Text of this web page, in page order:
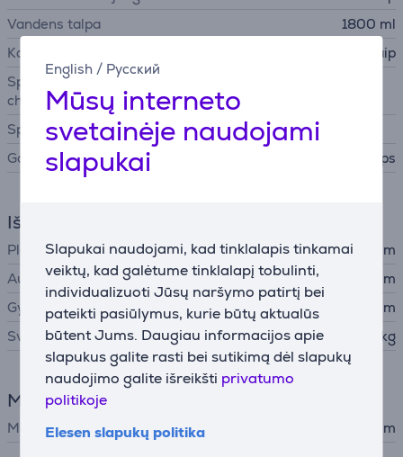
English / Русский
Mūsų interneto
svetainėje naudojami
slapukai
Slapukai naudojami, kad tinklalapis tinkamai
veiktų, kad galėtume tinklalapį tobulinti,
individualizuoti Jūsų naršymo patirtį bei
pateikti pasiūlymus, kurie būtų aktualūs
būtent Jums. Daugiau informacijos apie
slapukus galite rasti bei sutikimą dėl slapukų
naudojimo galite išreikšti privatumo
politikoje
Elesen slapukų politika
Vandens talpa
1800 ml
Kalkių nuosėdų šalinimas
Taip
Specialiosios
charakteristikos
Spalva
Gamintojas
Philips
Išmatavimai
Plotis
24 cm
Aukštis
27,5 cm
Gylis
42 cm
Svoris
3,85 kg
Maitinimas
Maitinimo laido ilgis 1,65 m